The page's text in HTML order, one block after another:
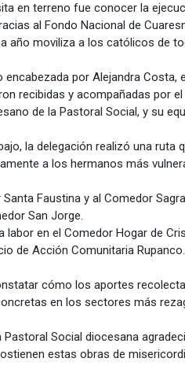
en terreno fue conocer la
al Fondo Nacional de
año moviliza a los católicos de
por Alejandra Costa,
recibidas y acompañadas por
de la Pastoral Social, y su
la delegación realizó una
a los hermanos más
Faustina y al Comedor
San Jorge.
labor en el Comedor Hogar de
de Acción Comunitaria Rupanco.
cómo los aportes
en los sectores más
Pastoral Social diocesana
estas obras de